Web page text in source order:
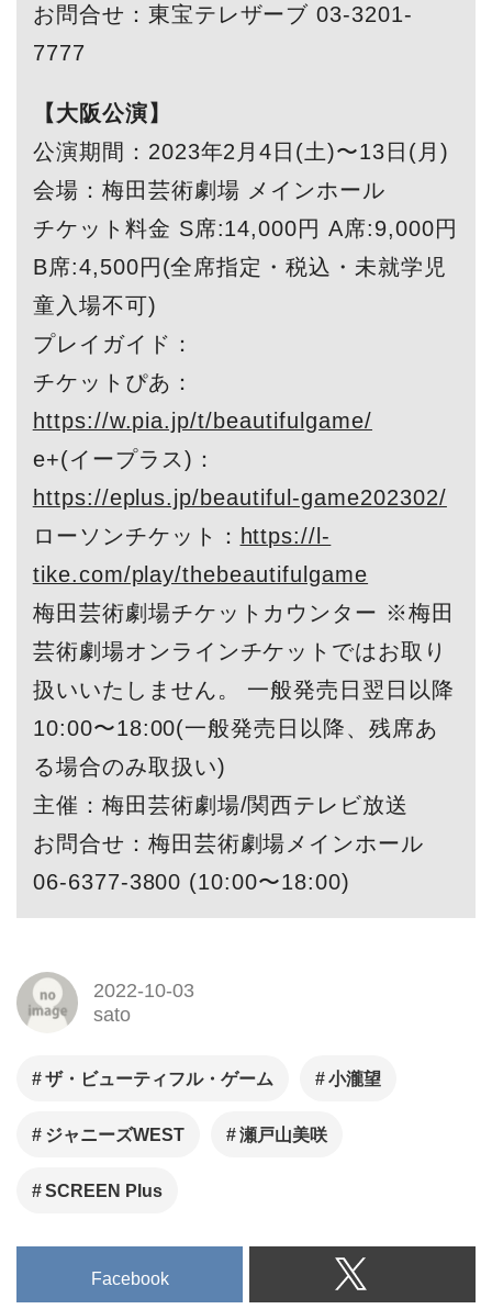
お問合せ：東宝テレザーブ 03-3201-
7777
【大阪公演】
公演期間：2023年2月4日(土)〜13日(月)
会場：梅田芸術劇場 メインホール
チケット料金 S席:14,000円 A席:9,000円
B席:4,500円(全席指定・税込・未就学児
童入場不可)
プレイガイド：
チケットぴあ：
https://w.pia.jp/t/beautifulgame/
e+(イープラス)：
https://eplus.jp/beautiful-game202302/
ローソンチケット： https://l-
tike.com/play/thebeautifulgame
梅田芸術劇場チケットカウンター ※梅田
芸術劇場オンラインチケットではお取り
扱いいたしません。 一般発売日翌日以降
10:00〜18:00(一般発売日以降、残席あ
る場合のみ取扱い)
主催：梅田芸術劇場/関西テレビ放送
お問合せ：梅田芸術劇場メインホール
06-6377-3800 (10:00〜18:00)
2022-10-03
sato
ザ・ビューティフル・ゲーム 小瀧望
ジャニーズWEST 瀬戸山美咲
SCREEN Plus
Facebook